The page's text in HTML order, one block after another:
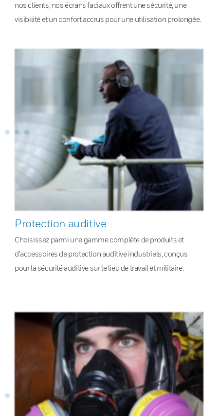
nos clients, nos écrans faciaux offrent une sécurité, une
visibilité et un confort accrus pour une utilisation prolongée.
Protection auditive
Choisissez parmi une gamme complète de produits et
d’accessoires de protection auditive industriels, conçus
pour la sécurité auditive sur le lieu de travail et militaire.